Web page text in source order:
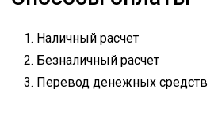
Наличный расчет
Безналичный расчет
Перевод денежных средств